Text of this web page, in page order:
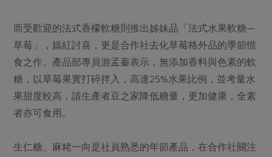
而受歡迎的法式香檬軟糖則推出姊妹品「法式水果軟糖—
草莓」，嫣紅討喜，更是合作社去化草莓格外品的季節惜
食之作。產品部專員游孟蓁表示，無添加香料與色素的軟
糖，以草莓果實打碎拌入，高達25%水果比例，並考量水
果甜度較高，請生產者豆之家降低糖量，更加健康，全素
者亦可食用。
生仁糖、麻粩一向是社員熟悉的年節產品，在合作社關注